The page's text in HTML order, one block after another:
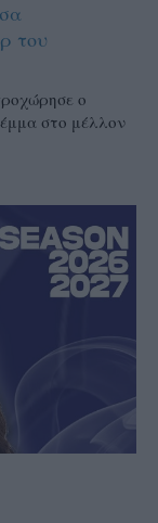
του
ο
στο μέλλον